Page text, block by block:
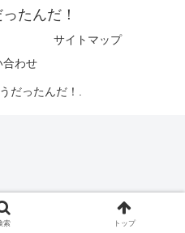
たんだ！
サイトマップ
合わせ
だったんだ！.
索 トップ